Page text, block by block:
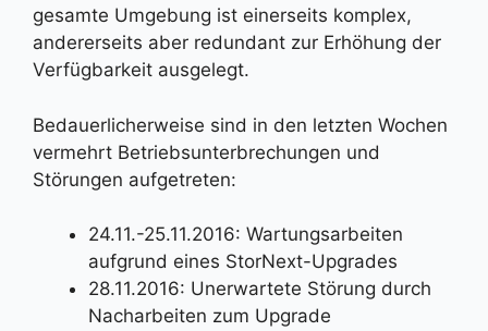
gesamte Umgebung ist einerseits komplex,
andererseits aber redundant zur Erhöhung der
Verfügbarkeit ausgelegt.
Bedauerlicherweise sind in den letzten Wochen
vermehrt Betriebsunterbrechungen und
Störungen aufgetreten:
24.11.-25.11.2016: Wartungsarbeiten
aufgrund eines StorNext-Upgrades
28.11.2016: Unerwartete Störung durch
Nacharbeiten zum Upgrade